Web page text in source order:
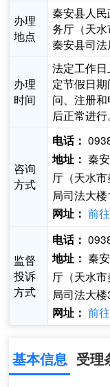
办理
地点
秦安县人
务厅（天
秦安县司法
办理
时间
法定工作
定节假日
问、注册
后正常进行
咨询
方式
电话：
地址： 秦
厅（天水
局司法大楼
网址： 前
监督
投诉
方式
电话：
地址： 秦
厅（天水
局司法大楼
网址： 前
基本信息 受理